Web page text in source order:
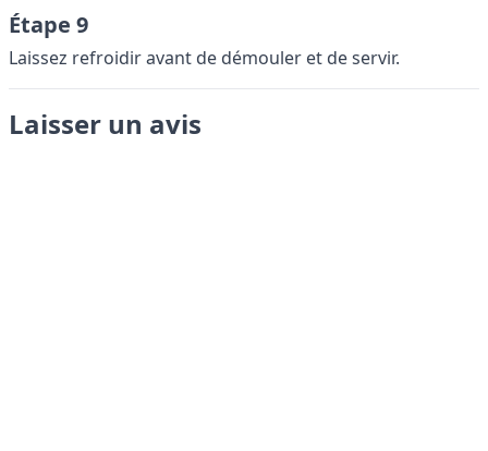
Étape 9
Laissez refroidir avant de démouler et de servir.
Laisser un avis